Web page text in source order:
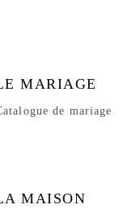
MARIAGE
de mariage
MAISON